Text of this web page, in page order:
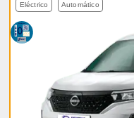
Eléctrico Automático